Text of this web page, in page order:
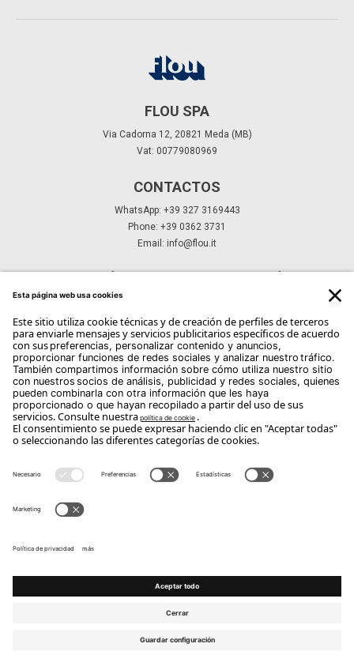
FLOU SPA
Via Cadorna 12, 20821 Meda (MB)
Vat: 00779080969
CONTACTOS
WhatsApp: +39 327 3169443
Phone: +39 0362 3731
Email: info@flou.it
Suscríbete
Copyright Flou 2026
Modificar la configuración de privacidad